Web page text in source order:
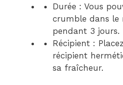
Durée : Vous
crumble dans le
pendant 3 jours.
Récipient :
récipient
sa fraîcheur.